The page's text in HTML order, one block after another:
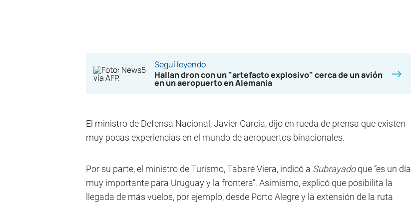
Seguí leyendo
Hallan dron con un "artefacto explosivo" cerca de un avión
en un aeropuerto en Alemania
El ministro de Defensa Nacional, Javier García, dijo en rueda de prensa que existen
muy pocas experiencias en el mundo de aeropuertos binacionales.
Por su parte, el ministro de Turismo, Tabaré Viera, indicó a Subrayadoque “es un día
muy importante para Uruguay y la frontera”. Asimismo, explicó que posibilita la
llegada de más vuelos, por ejemplo, desde Porto Alegre y la extensión de la ruta